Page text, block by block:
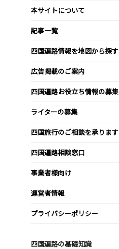
本サイトについて
記事一覧
四国遍路情報を地図から探す
広告掲載のご案内
四国遍路お役立ち情報の募集
ライターの募集
四国旅行のご相談を承ります
四国遍路相談窓口
事業者様向け
運営者情報
プライバシーポリシー
四国遍路の基礎知識